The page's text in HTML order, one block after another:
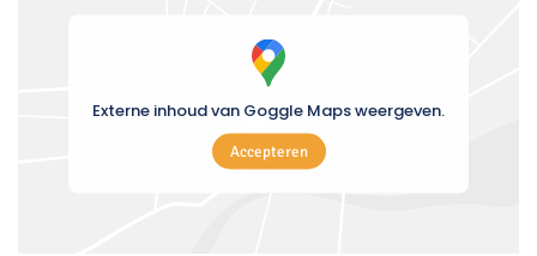
Externe inhoud van Goggle Maps weergeven.
Accepteren